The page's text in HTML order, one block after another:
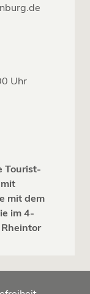
Uhr
Tourist-
mit dem
im 4-